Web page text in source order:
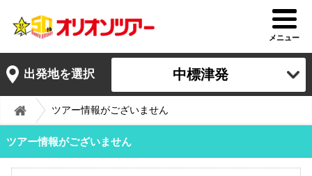
メニュー
出発地を選択 中標津発
ツアー情報がございません
ツアー情報がございません